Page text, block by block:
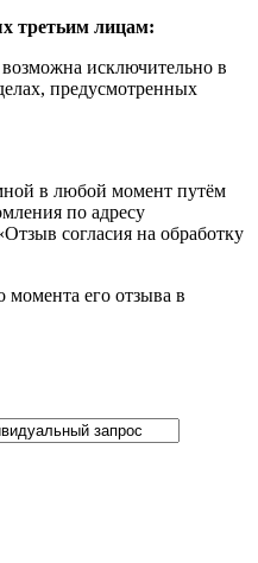
третьим лицам:
исключительно в
предусмотренных
в любой момент путём
по адресу
согласия на обработку
момента его отзыва в